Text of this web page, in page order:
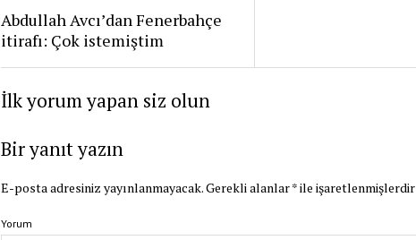
Abdullah Avcı’dan Fenerbahçe
itirafı: Çok istemiştim
İlk yorum yapan siz olun
Bir yanıt yazın
E-posta adresiniz yayınlanmayacak.Gerekli alanlar*ile işaretlenmişlerdir
Yorum